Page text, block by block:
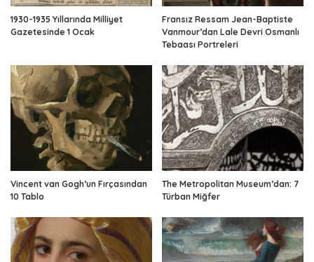
1930-1935 Yıllarında Milliyet
Gazetesinde 1 Ocak
Fransız Ressam Jean-Baptiste
Vanmour’dan Lale Devri Osmanlı
Tebaası Portreleri
Vincent van Gogh’un Fırçasından
10 Tablo
The Metropolitan Museum’dan: 7
Türban Miğfer